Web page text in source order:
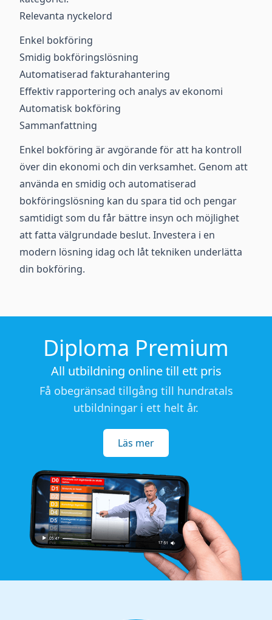
Relevanta nyckelord
Enkel bokföring
Smidig bokföringslösning
Automatiserad fakturahantering
Effektiv rapportering och analys av ekonomi
Automatisk bokföring
Sammanfattning
Enkel bokföring är avgörande för att ha kontroll
över din ekonomi och din verksamhet. Genom att
använda en smidig och automatiserad
bokföringslösning kan du spara tid och pengar
samtidigt som du får bättre insyn och möjlighet
att fatta välgrundade beslut. Investera i en
modern lösning idag och låt tekniken underlätta
din bokföring.
Diploma Premium
All utbildning online till ett pris
Få obegränsad tillgång till hundratals
utbildningar i ett helt år.
Läs mer